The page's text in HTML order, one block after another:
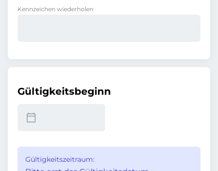
Kennzeichen wiederholen
Gültigkeitsbeginn
Gültigkeitszeitraum: